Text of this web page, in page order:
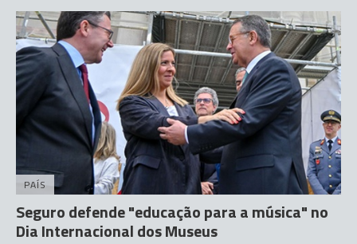
PAÍS
Seguro defende "educação para a música" no
Dia Internacional dos Museus